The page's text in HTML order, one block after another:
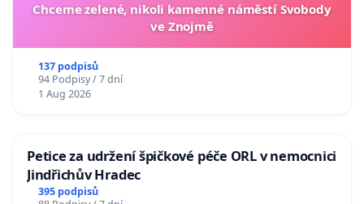
Chceme zelené, nikoli kamenné náměstí Svobody
ve Znojmě
137 podpisů
94 Podpisy / 7 dní
1 Aug 2026
Petice za udržení špičkové péče ORL v nemocnici
Jindřichův Hradec
395 podpisů